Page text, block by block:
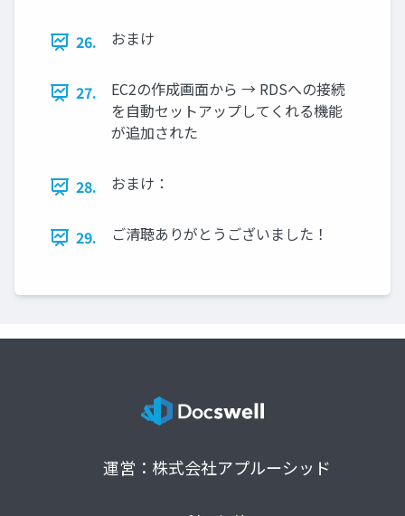
26. おまけ
27.
EC2の作成画面から → RDSへの接続
を自動セットアップしてくれる機能
が追加された
28. おまけ：
29. ご清聴ありがとうございました！
運営：株式会社アプルーシッド